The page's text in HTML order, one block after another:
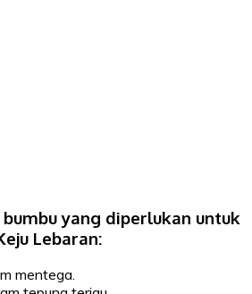
yang diperlukan untuk
Lebaran:
mentega.